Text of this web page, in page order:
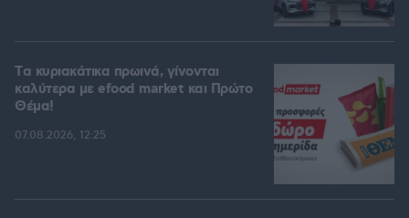
Tα κυριακάτικα πρωινά, γίνονται
καλύτερα με efood market και Πρώτο
Θέμα!
07.08.2026, 12:25